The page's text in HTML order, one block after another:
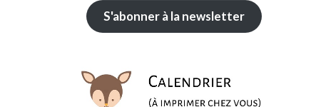
S'abonner à la newsletter